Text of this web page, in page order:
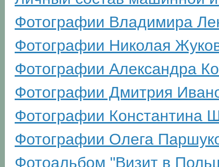
Фотографии Владимира
Фотографии Николая
Фотографии Александра
Фотографии Дмитрия
Фотографии Константина
Фотографии Олега
Фотоальбом "Визит в